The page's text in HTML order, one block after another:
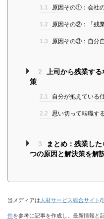
1.1 原因その①：会社
1.2 原因その②：「残
1.3 原因その③：自分
2
上司から残業す
策
2.1 自分が抱えている
2.2 思い切って転職す
3
まとめ：残業し
つの原因と解決策を解
当メディアは 人材サービス総合サイト /
件を参考に記事を作成し、最新情報と